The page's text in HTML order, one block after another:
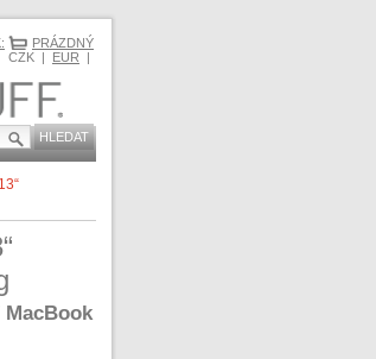
MacBook
PRÁZDNÝ
CZK | EUR |